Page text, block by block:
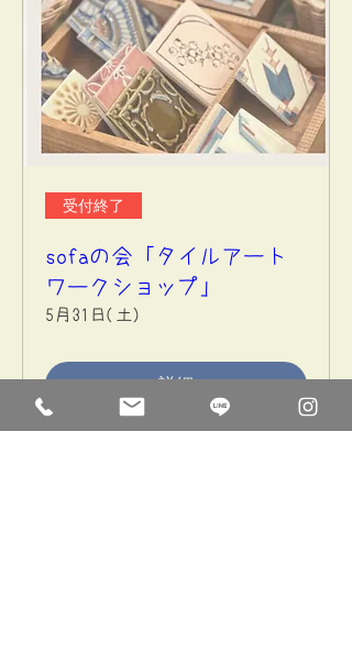
受付終了
sofaの会「タイルアート
ワークショップ」
5月31日(土)
詳細